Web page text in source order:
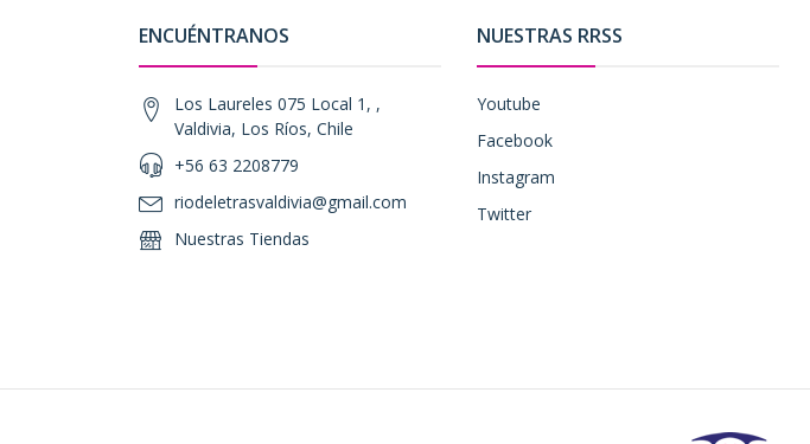
ENCUÉNTRANOS
Los Laureles 075 Local 1, ,
Valdivia, Los Ríos, Chile
+56 63 2208779
riodeletrasvaldivia@gmail.com
Nuestras Tiendas
NUESTRAS RRSS
Youtube
Facebook
Instagram
Twitter